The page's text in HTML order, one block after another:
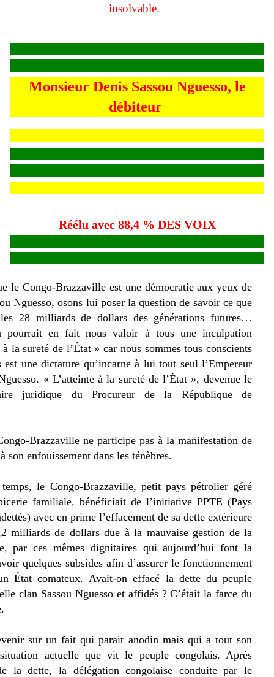
insolvable.
Monsieur Denis Sassou Nguesso, le
débiteur
Réélu avec 88,4 % DES VOIX
le Congo-Brazzaville est une démocratie aux yeux de
Nguesso, osons lui poser la question de savoir ce que
28 milliards de dollars des générations futures…
pourrait en fait nous valoir à tous une inculpation
la sureté de l’État » car nous sommes tous conscients
est une dictature qu’incarne à lui tout seul l’Empereur
« L’atteinte à la sureté de l’État », devenue le
juridique du Procureur de la République de
Brazzaville ne participe pas à la manifestation de
son enfouissement dans les ténèbres.
le Congo-Brazzaville, petit pays pétrolier géré
familiale, bénéficiait de l’initiative PPTE (Pays
avec en prime l’effacement de sa dette extérieure
milliards de dollars due à la mauvaise gestion de la
parces mêmes dignitaires qui aujourd’hui font la
quelques subsides afin d’assurer le fonctionnement
État comateux.Avait-on effacé la dette du peuple
clan Sassou Nguesso et affidés ? C’était la farce du
sur un fait qui parait anodin mais qui a tout son
actuelle que vit le peuple congolais. Après
la dette, la délégation congolaise conduite par le